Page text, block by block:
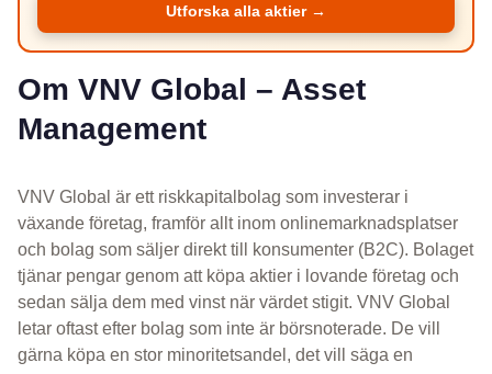
Utforska alla aktier →
Om VNV Global – Asset
Management
VNV Global är ett riskkapitalbolag som investerar i
växande företag, framför allt inom onlinemarknadsplatser
och bolag som säljer direkt till konsumenter (B2C). Bolaget
tjänar pengar genom att köpa aktier i lovande företag och
sedan sälja dem med vinst när värdet stigit. VNV Global
letar oftast efter bolag som inte är börsnoterade. De vill
gärna köpa en stor minoritetsandel, det vill säga en